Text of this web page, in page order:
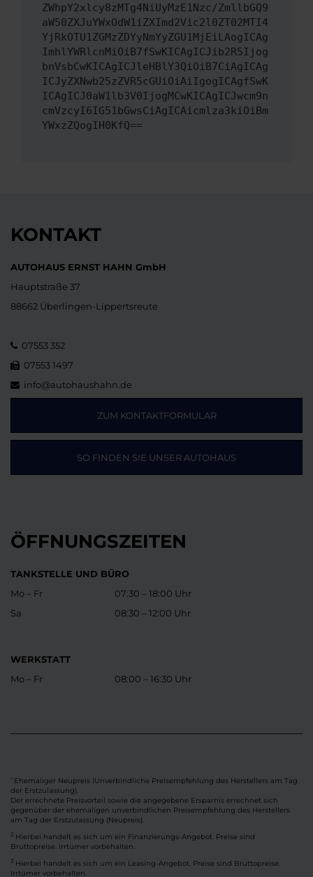
ZWhpY2xlcy8zMTg4NiUyMzE1Nzc/ZmllbGQ9
aW50ZXJuYWxOdW1iZXImd2Vic2l0ZT02MTI4
YjRkOTU1ZGMzZDYyNmYyZGU1MjEiLAogICAg
ImhlYWRlcnMiOiB7fSwKICAgICJib2R5Ijog
bnVsbCwKICAgICJleHBlY3QiOiB7CiAgICAg
ICJyZXNwb25zZVR5cGUiOiAiIgogICAgfSwK
ICAgICJ0aW1lb3V0IjogMCwKICAgICJwcm9n
cmVzcyI6IG51bGwsCiAgICAicmlza3kiOiBm
YWxzZQogIH0KfQ==
KONTAKT
AUTOHAUS ERNST HAHN GmbH
Hauptstraße 37
88662 Überlingen-Lippertsreute
07553 352
07553 1497
info@autohaushahn.de
ZUM KONTAKTFORMULAR
SO FINDEN SIE UNSER AUTOHAUS
ÖFFNUNGSZEITEN
TANKSTELLE UND BÜRO
Mo – Fr
Sa
07:30 – 18:00 Uhr
08:30 – 12:00 Uhr
WERKSTATT
Mo – Fr
08:00 – 16:30 Uhr
Ehemaliger Neupreis (Unverbindliche Preisempfehlung des Herstellers am Tag
der Erstzulassung).
Der errechnete Preisvorteil sowie die angegebene Ersparnis errechnet sich
gegenüber der ehemaligen unverbindlichen Preisempfehlung des Herstellers
am Tag der Erstzulassung (Neupreis).
2 Hierbei handelt es sich um ein Finanzierungs-Angebot. Preise sind
Bruttopreise. Irrtümer vorbehalten.
3 Hierbei handelt es sich um ein Leasing-Angebot. Preise sind Bruttopreise.
Irrtümer vorbehalten.